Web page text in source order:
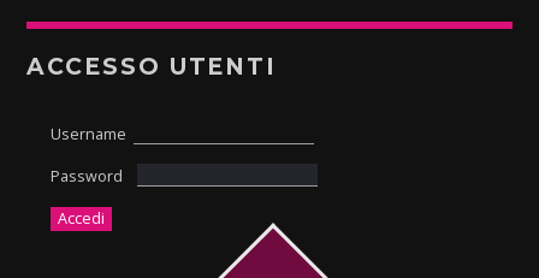
ACCESSO UTENTI
Username
Password